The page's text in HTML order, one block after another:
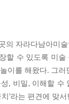
의 자라다남아미
할 수 있도록 미
이를 해왔다. 그
, 비밀, 이해할
’라는 편견에 맞